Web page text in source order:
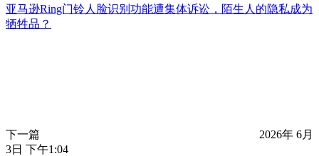
亚马逊Ring门铃人脸识别功能遭集体诉讼，陌生人的隐私成为
牺牲品？
下一篇
2026年 6月
3日 下午1:04